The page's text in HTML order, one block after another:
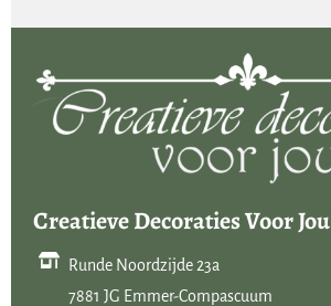
Creatieve Decoraties Voor Jou
Runde Noordzijde 23a
7881 JG Emmer-Compascuum